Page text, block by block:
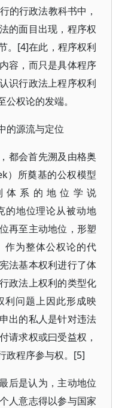
的行政法教科书中，
的面目出现，程序权
。[4]在此，程序权利
容，而只是具体程序
识行政法上程序权利
权论的发端。
的源流与定位
都会首先溯及由格奥
）所奠基的公权模型
体系的地位学说
的地位理论从被动地
再至主动地位，形塑
作为整体公权论的代
法基本权利进行了体
政法上权利的类型化
利问题上因此形成映
出的私人是针对违法
请求权或曰受益权，
政程序参与权。[5]
后是认为，主动地位
人意志得以参与国家